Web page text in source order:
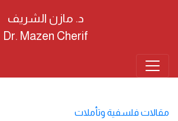
د. مازن الشريف
Dr. Mazen Cherif
مقالات فلسفية وتأملات